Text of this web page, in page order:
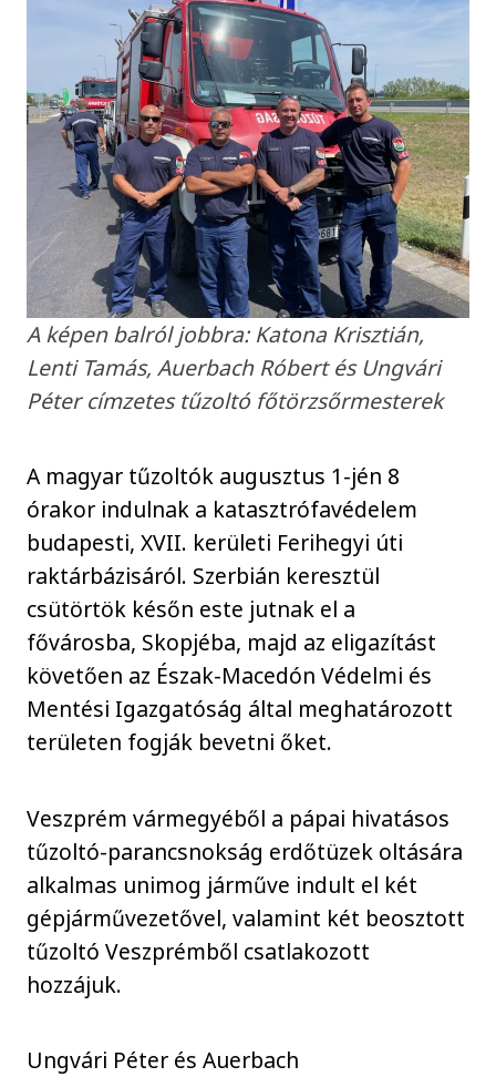
A képen balról jobbra: Katona Krisztián,
Lenti Tamás, Auerbach Róbert és Ungvári
Péter címzetes tűzoltó főtörzsőrmesterek
A magyar tűzoltók augusztus 1-jén 8
órakor indulnak a katasztrófavédelem
budapesti, XVII. kerületi Ferihegyi úti
raktárbázisáról. Szerbián keresztül
csütörtök későn este jutnak el a
fővárosba, Skopjéba, majd az eligazítást
követően az Észak-Macedón Védelmi és
Mentési Igazgatóság által meghatározott
területen fogják bevetni őket.
Veszprém vármegyéből a pápai hivatásos
tűzoltó-parancsnokság erdőtüzek oltására
alkalmas unimog járműve indult el két
gépjárművezetővel, valamint két beosztott
tűzoltó Veszprémből csatlakozott
hozzájuk.
Ungvári Péter és Auerbach